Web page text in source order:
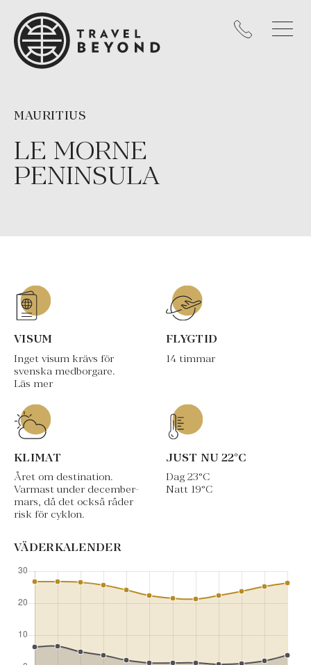
LE MORNE
PENINSULA
MAURITIUS
VISUM
Inget visum krävs för
svenska medborgare.
Läs mer
FLYGTID
14 timmar
KLIMAT
Året om destination.
Varmast under december-
mars, då det också råder
risk för cyklon.
JUST NU 22°C
Dag 23°C
Natt 19°C
VÄDERKALENDER